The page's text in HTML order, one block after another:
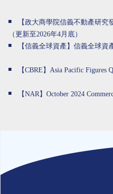
【政大商學院信義不動產研
（更新至2026年4月底）
【信義全球資產】信義全球資
【CBRE】Asia Pacific Figures
【NAR】October 2024